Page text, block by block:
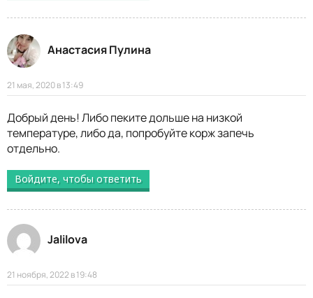
Анастасия Пулина
21 мая, 2020 в 13:49
Добрый день! Либо пеките дольше на низкой
температуре, либо да, попробуйте корж запечь
отдельно.
Войдите, чтобы ответить
Jalilova
21 ноября, 2022 в 19:48